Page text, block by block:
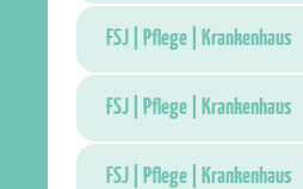
FSJ | Pflege | Krankenhaus
FSJ | Pflege | Krankenhaus
FSJ | Pflege | Krankenhaus